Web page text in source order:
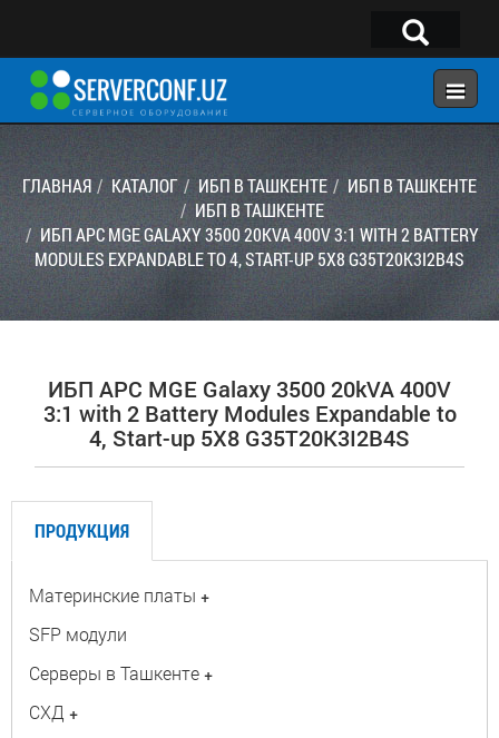
×
ГЛАВНАЯ
КОНФИГУРАТОР
КАТАЛОГ
УСЛУГИ
КОНТАКТЫ
Telegram:@serverconf_uz
Тел: (90) 932-18-00
ГЛАВНАЯ КАТАЛОГ ИБП В ТАШКЕНТЕ
ИБП В ТАШКЕНТЕ
ИБП В ТАШКЕНТЕ
ИБП APC MGE GALAXY 3500 20KVA 400V 3:1 WITH 2 BATTERY
MODULES EXPANDABLE TO 4, START-UP 5X8 G35T20K3I2B4S
ИБП APC MGE Galaxy 3500 20kVA 400V
3:1 with 2 Battery Modules Expandable to
4, Start-up 5X8 G35T20K3I2B4S
ПРОДУКЦИЯ
Материнские платы +
SFP модули
Серверы в Ташкенте +
СХД +